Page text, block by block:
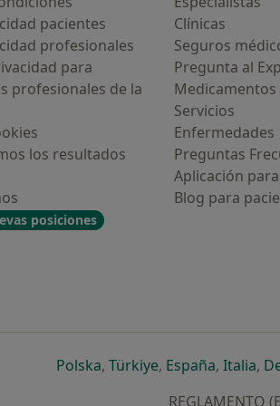
pacientes
profesionales
para
profesionales de la
los resultados
posiciones
Clínicas
Seguros
Pregunta al
Medicamentos
Servicios
Enfermedades
Preguntas
Aplicación
Blog para
Polskase abre en una nueva
, Türkiyese abre en una
, Españase abre
, Italiase
,
REGLAMENTO
un